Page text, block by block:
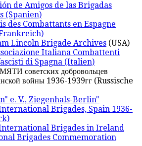
de Amigos de las Brigadas
(Spanien)
des Combattants en Espagne
Lincoln Brigade Archives (USA)
Italiana Combattenti
di Spagna (Italien)
советских добровольцев
войны 1936-1939гг (Russische
e. V., Ziegenhals-Berlin"
Brigades, Spain 1936-
Brigades in Ireland
Brigades Commemoration